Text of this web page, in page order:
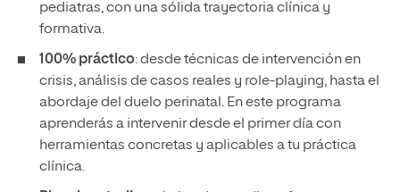
pediatras, con una sólida trayectoria clínica y
formativa.
100% práctico: desde técnicas de intervención en
crisis, análisis de casos reales y role-playing, hasta el
abordaje del duelo perinatal. En este programa
aprenderás a intervenir desde el primer día con
herramientas concretas y aplicables a tu práctica
clínica.